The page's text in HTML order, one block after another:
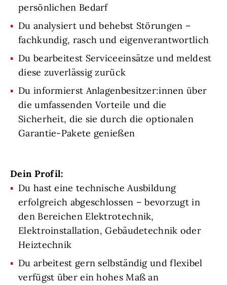
persönlichen Bedarf
Du analysiert und behebst Störungen –
fachkundig, rasch und eigenverantwortlich
Du bearbeitest Serviceeinsätze und meldest
diese zuverlässig zurück
Du informierst Anlagenbesitzer:innen über
die umfassenden Vorteile und die
Sicherheit, die sie durch die optionalen
Garantie-Pakete genießen
Dein Profil:
Du hast eine technische Ausbildung
erfolgreich abgeschlossen – bevorzugt in
den Bereichen Elektrotechnik,
Elektroinstallation, Gebäudetechnik oder
Heiztechnik
Du arbeitest gern selbständig und flexibel
verfügst über ein hohes Maß an